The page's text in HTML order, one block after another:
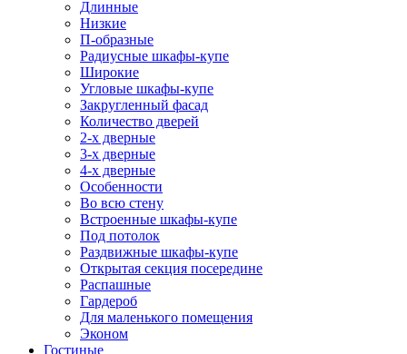
Длинные
Низкие
П-образные
Радиусные шкафы-купе
Широкие
Угловые шкафы-купе
Закругленный фасад
Количество дверей
2-х дверные
3-х дверные
4-х дверные
Особенности
Во всю стену
Встроенные шкафы-купе
Под потолок
Раздвижные шкафы-купе
Открытая секция посередине
Распашные
Гардероб
Для маленького помещения
Эконом
Гостиные